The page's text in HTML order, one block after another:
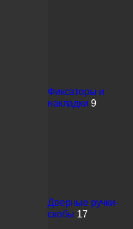
Фиксаторы и
накладки 9
Дверные ручки-
скобы 17